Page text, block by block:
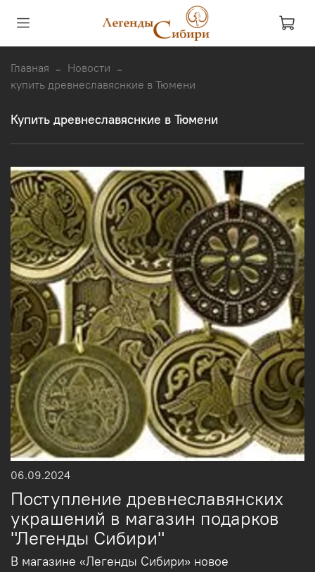
Главная
Новости
купить древнеславяснкие в Тюмени
купить древнеславяснкие в Тюмени
06.09.2024
Поступление древнеславянских
украшений в магазин подарков
"Легенды Сибири"
В магазине «Легенды Сибири» новое